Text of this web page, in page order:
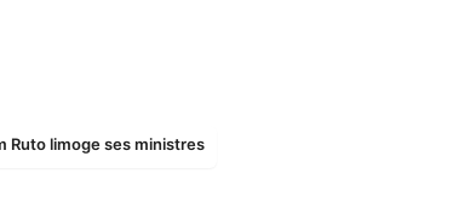
Ruto limoge ses ministres